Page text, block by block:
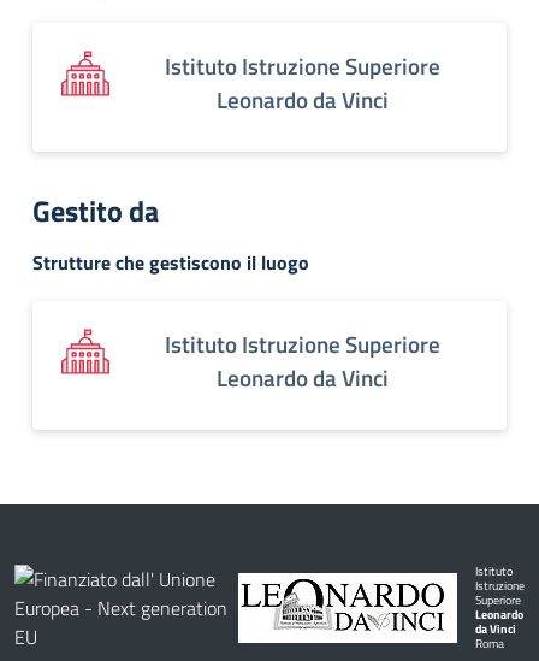
Istituto Istruzione Superiore
Leonardo da Vinci
Gestito da
Strutture che gestiscono il luogo
Istituto Istruzione Superiore
Leonardo da Vinci
Istituto
Istruzione
Superiore
Leonardo
da Vinci
Roma